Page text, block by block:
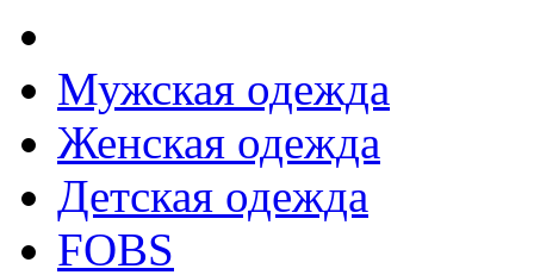
Мужская одежда
Женская одежда
Детская одежда
FOBS